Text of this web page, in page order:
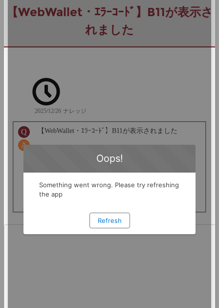
【WebWallet・ｴﾗｰｺｰﾄﾞ】B11が表示さ
れました
2025/12/26 ナレッジ
【WebWallet・ｴﾗｰｺｰﾄﾞ】B11が表示されました
ードの入力文字数が所定の範囲外となっていま
エラーメッセージ一覧はこちら
https://shizugin.net/info/error_message.html